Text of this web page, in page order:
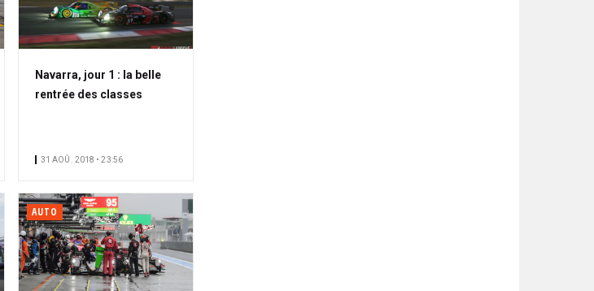
Navarra, jour 1 : la belle
rentrée des classes
31 AOÛ. 2018 • 23:56
AUTO